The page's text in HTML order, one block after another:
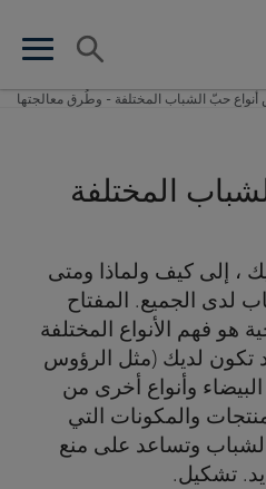
search
menu
حبّ الشباب المختلفة - وطُرق معالجتها
المختلفة
، إلى كيف ولماذا ومتى
لدى الجميع. المفتاح
فهم الأنواع المختلفة
لديك (مثل الرؤوس
وأنواع أخرى من
والمكونات التي
وتساعد على منع
تشكيل.